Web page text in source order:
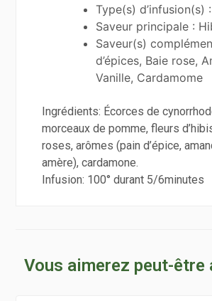
Type(s) d’infusion(s)
Saveur principale :
Saveur(s)
d’épices, Baie rose,
Vanille, Cardamome
Ingrédients: Écorces de
morceaux de pomme, fleurs
roses, arômes (pain d’épice,
amère), cardamone.
Infusion: 100° durant 5/6minutes
Vous aimerez peut-être